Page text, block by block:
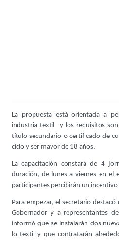
La propuesta está orientada a
industria textil y los requisitos
título secundario o certificado de
ciclo y ser mayor de 18 años.
La capacitación constará de 4
duración, de lunes a viernes en el
participantes percibirán un
Para empezar, el secretario
Gobernador y a representantes
informó que se instalarán dos
lo textil y que contratarán